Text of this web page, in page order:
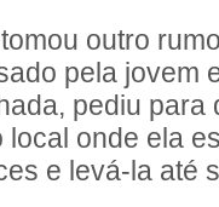
outro
pela jovem
pediu para
onde ela
e levá-la até